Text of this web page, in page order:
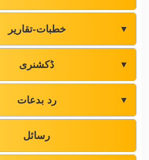
خطبات-تقاریر ▼
ڈکشنری ▼
رد بدعات ▼
رسائل